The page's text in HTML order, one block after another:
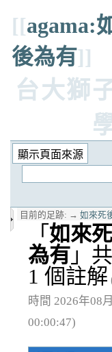
[[agama:
後為有]]
台大獅
目前的足跡: → 如來死
「 如來
為有 」
1 個註解
時間 2026年08
00:00:47)